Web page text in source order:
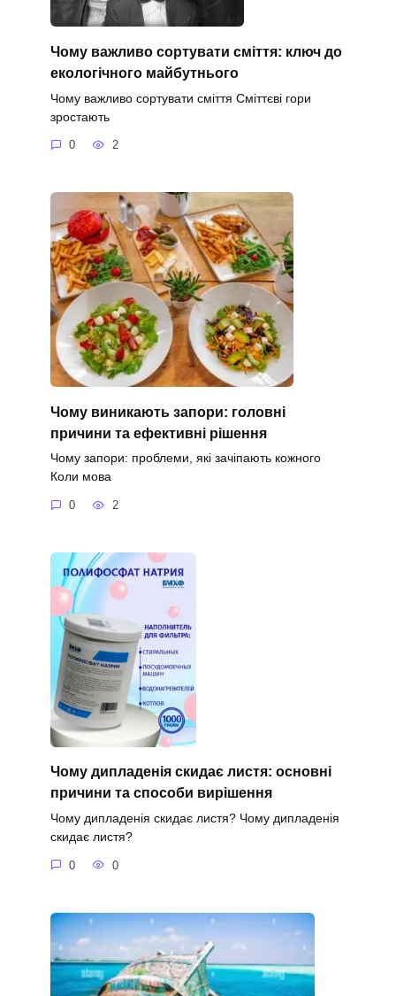
Чому важливо сортувати сміття: ключ до
екологічного майбутнього
Чому важливо сортувати сміття Сміттєві гори
зростають
0 2
Чому виникають запори: головні
причини та ефективні рішення
Чому запори: проблеми, які зачіпають кожного
Коли мова
0 2
Чому дипладенія скидає листя: основні
причини та способи вирішення
Чому дипладенія скидає листя? Чому дипладенія
скидає листя?
0 0